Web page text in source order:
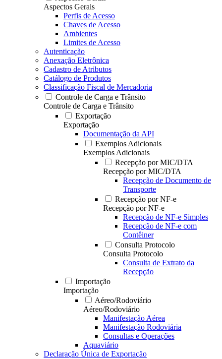
Aspectos Gerais
Perfis de Acesso
Chaves de Acesso
Ambientes
Limites de Acesso
Autenticação
Anexação Eletrônica
Cadastro de Atributos
Catálogo de Produtos
Classificação Fiscal de Mercadoria
Controle de Carga e Trânsito
Controle de Carga e Trânsito
Exportação
Exportação
Documentação da API
Exemplos Adicionais
Exemplos Adicionais
Recepção por MIC/DTA
Recepção por MIC/DTA
Recepção de Documento de
Transporte
Recepção por NF-e
Recepção por NF-e
Recepção de NF-e Simples
Recepção de NF-e com
Contêiner
Consulta Protocolo
Consulta Protocolo
Consulta de Extrato da
Recepção
Importação
Importação
Aéreo/Rodoviário
Aéreo/Rodoviário
Manifestação Aérea
Manifestação Rodoviária
Consultas e Operações
Aquaviário
Declaração Única de Exportação